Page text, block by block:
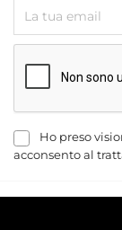
Ho preso
acconsento al